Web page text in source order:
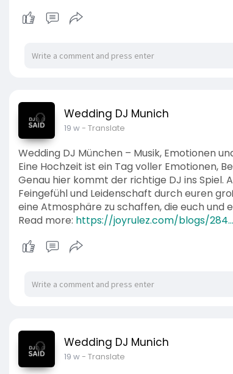
Wedding DJ Munich
19 w- Translate
Wedding DJ München – Musik, Emotionen
Eine Hochzeit ist ein Tag voller Emotionen,
Genau hier kommt der richtige DJ ins Spiel.
Feingefühl und Leidenschaft durch euren
eine Atmosphäre zu schaffen, die euch und
Read more: https://joyrulez.com/blogs/
Wedding DJ Munich
19 w- Translate